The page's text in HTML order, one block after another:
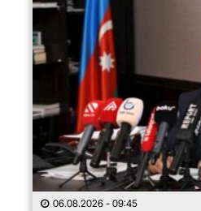
06.08.2026 - 09:45